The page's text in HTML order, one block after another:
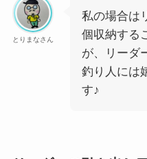
とりまなさん
私の場合は
個収納する
が、リーダ
釣り人には
す♪